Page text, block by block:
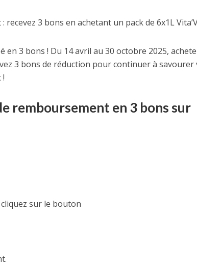
3 bons en achetant un pack de 6x1L
en 3 bons ! Du 14 avril au 30 octobre 2025,
3 bons de réduction pour continuer à savourer
remboursement en 3 bons sur
sur le bouton